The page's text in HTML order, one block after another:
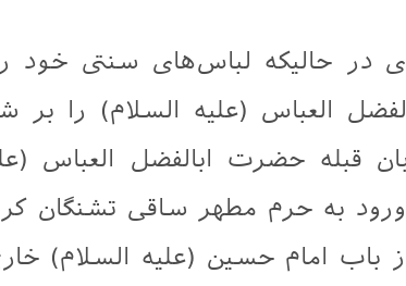
در حالیکه لباس‌های سنتی خود
العباس (علیه السلام) را بر
قبله حضرت ابالفضل العباس
به حرم مطهر ساقی تشنگان
باب امام حسین (علیه السلام)